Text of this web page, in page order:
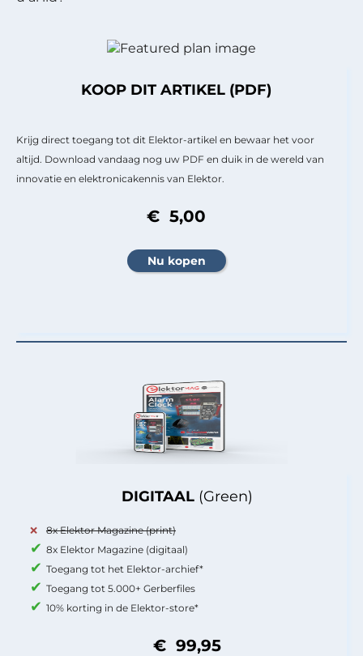
DIGITAAL (Green)
8x Elektor Magazine (print)
8x Elektor Magazine (digitaal)
Toegang tot het Elektor-archief*
Toegang tot 5.000+ Gerberfiles
10% korting in de Elektor-store*
€ 99,95
KOOP DIT ARTIKEL (PDF)
Krijg direct toegang tot dit Elektor-artikel en bewaar het voor
altijd. Download vandaag nog uw PDF en duik in de wereld van
innovatie en elektronicakennis van Elektor.
€ 5,00